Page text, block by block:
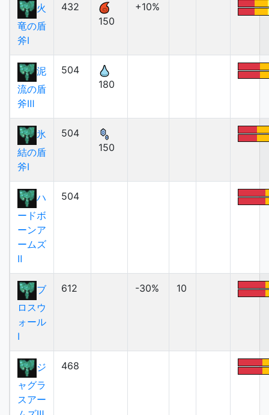
火
竜の盾
斧Ⅰ
432
150
+10%
泥
流の盾
斧Ⅲ
504
180
氷
結の盾
斧Ⅰ
504
150
ハ
ードボ
ーンア
ームズ
Ⅱ
504
ブ
ロスウ
ォール
Ⅰ
612 -30% 10
ジ
ャグラ
スアー
468